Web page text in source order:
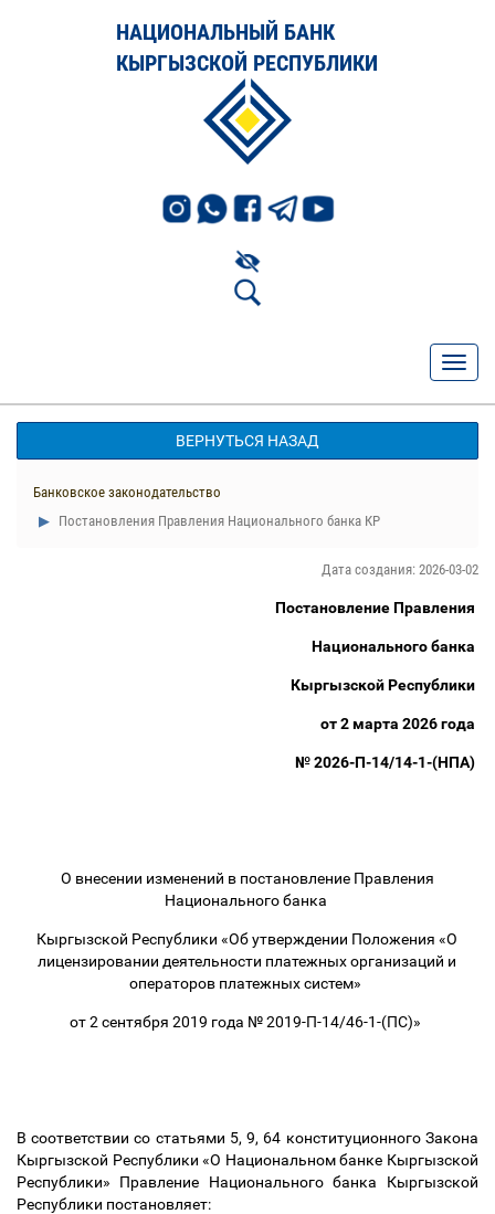
НАЦИОНАЛЬНЫЙ БАНК
КЫРГЫЗСКОЙ РЕСПУБЛИКИ
ВЕРНУТЬСЯ НАЗАД
Банковское законодательство
Постановления Правления Национального банка КР
Дата создания: 2026-03-02
Постановление Правления
Национального банка
Кыргызской Республики
от 2 марта 2026 года
№ 2026-П-14/14-1-(НПА)
О внесении изменений в постановление Правления
Национального банка
Кыргызской Республики «Об утверждении Положения «О
лицензировании деятельности платежных организаций и
операторов платежных систем»
от 2 сентября 2019 года № 2019-П-14/46-1-(ПС)»
В соответствии со статьями 5, 9, 64 конституционного Закона
Кыргызской Республики «О Национальном банке Кыргызской
Республики» Правление Национального банка Кыргызской
Республики постановляет: